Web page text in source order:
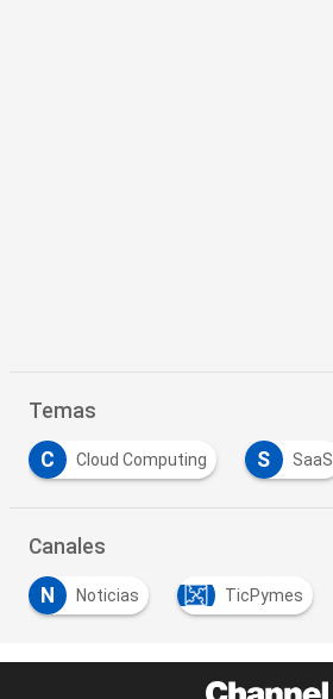
Temas
C Cloud Computing S SaaS
Canales
N Noticias TicPymes